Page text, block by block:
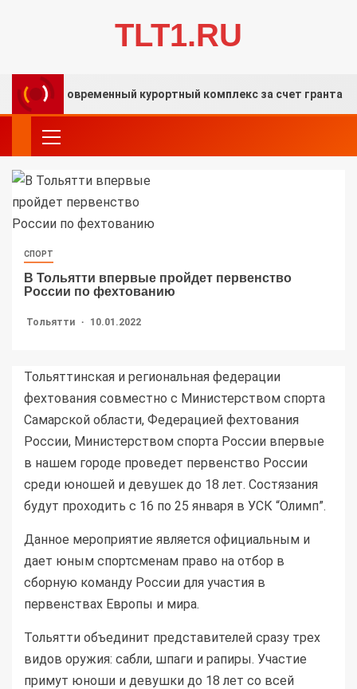
TLT1.RU
современный курортный комплекс за счет гранта
СПОРТ
В Тольятти впервые пройдет первенство
России по фехтованию
Тольятти 10.01.2022
Тольяттинская и региональная федерации
фехтования совместно с Министерством спорта
Самарской области, Федерацией фехтования
России, Министерством спорта России впервые
в нашем городе проведет первенство России
среди юношей и девушек до 18 лет. Состязания
будут проходить с 16 по 25 января в УСК “Олимп”.
Данное мероприятие является официальным и
дает юным спортсменам право на отбор в
сборную команду России для участия в
первенствах Европы и мира.
Тольятти объединит представителей сразу трех
видов оружия: сабли, шпаги и рапиры. Участие
примут юноши и девушки до 18 лет со всей